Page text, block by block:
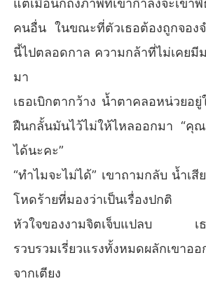
แต่เมื่อนึกถึงภาพที่เขากำลังจะเข้า
คนอื่น ในขณะที่ตัวเธอต้องถูกจองจ
นี้ไปตลอดกาล ความกล้าที่ไม่เคยมี
มา
เธอเบิกตากว้าง น้ำตาคลอหน่วยอยู่
ฝืนกลั้นมันไว้ไม่ให้ไหลออกมา “คุ
ได้นะคะ”
“ทำไมจะไม่ได้” เขาถามกลับ น้ำเสี
โหดร้ายที่มองว่าเป็นเรื่องปกติ
หัวใจของงามจิตเจ็บแปลบ เธ
รวบรวมเรี่ยวแรงทั้งหมดผลักเขา
จากเตียง